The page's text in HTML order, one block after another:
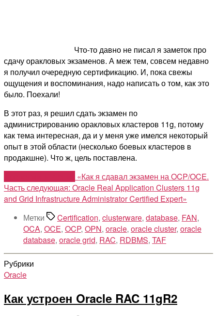
Что-то давно не писал я заметок про
сдачу оракловых экзаменов. А меж тем, совсем недавно
я получил очередную сертификацию. И, пока свежы
ощущения и воспоминания, надо написать о том, как это
было. Поехали!
В этот раз, я решил сдать экзамен по
администрированию оракловых кластеров 11g, потому
как тема интересная, да и у меня уже имелся некоторый
опыт в этой области (несколько боевых кластеров в
продакшне). Что ж, цель поставлена.
«Как я сдавал экзамен на OCP/OCE.
Часть следующая: Oracle Real Application Clusters 11g
and Grid Infrastructure Administrator Certified Expert»
Метки
Certification, clusterware, database, FAN,
OCA, OCE, OCP, OPN, oracle, oracle cluster, oracle
database, oracle grid, RAC, RDBMS, TAF
Рубрики
Oracle
Как устроен Oracle RAC 11gR2